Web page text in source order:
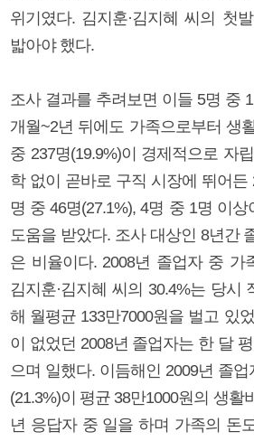
위기였다. 김지훈·김지혜 씨의 첫
밟아야 했다.
조사 결과를 추려보면 이들 5명 중
개월~2년 뒤에도 가족으로부터 생
중 237명(19.9%)이 경제적으로 자
학 없이 곧바로 구직 시장에 뛰어든
명 중 46명(27.1%), 4명 중 1명 이
도움을 받았다. 조사 대상인 8년간
은 비율이다. 2008년 졸업자 중 가
김지훈·김지혜 씨의 30.4%는 당시
해 월평균 133만7000원을 벌고 있
이 없었던 2008년 졸업자는 한 달
으며 일했다. 이듬해인 2009년 졸
(21.3%)이 평균 38만1000원의 생활
년 응답자 중 일을 하며 가족의 돈